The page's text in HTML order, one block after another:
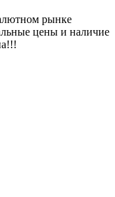
рынке
цены и наличие